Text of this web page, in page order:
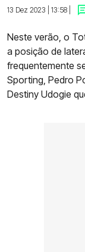
13 Dez 2023 | 13:58 |
Neste verão, o
a posição de
frequentemente
Sporting, Pedro
Destiny Udogie